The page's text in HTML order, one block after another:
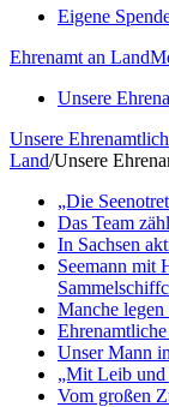
Eigene
Ehrenamt an Land
Unsere
Unsere
Land/Unsere
„Die
Das Team
In Sachsen
Seemann mit
Manche
Unser Mann
„Mit Leib und
Vom großen